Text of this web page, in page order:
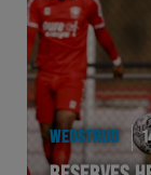
HERVOL
HEREXC
EXCHER
WEDSTRIJD